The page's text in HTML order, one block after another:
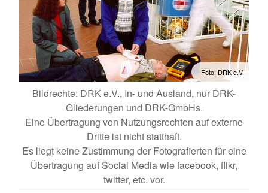
Foto: DRK e.V.
Bildrechte: DRK e.V., In- und Ausland, nur DRK-
Gliederungen und DRK-GmbHs.
Eine Übertragung von Nutzungsrechten auf externe
Dritte ist nicht statthaft.
Es liegt keine Zustimmung der Fotografierten für eine
Übertragung auf Social Media wie facebook, flikr,
twitter, etc. vor.